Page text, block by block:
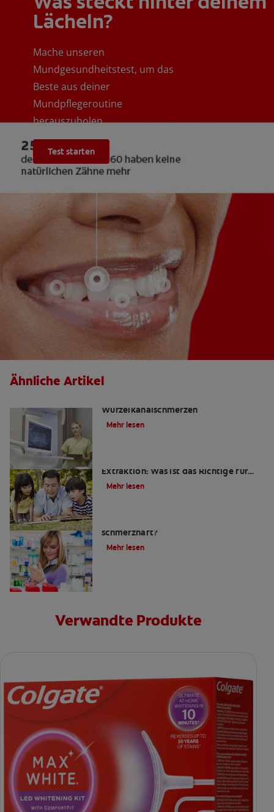
Lächeln?
Mache unseren
Mundgesundheitstest, um das
Beste aus deiner
Mundpflegeroutine
herauszuholen.
Test starten
Ähnliche Artikel
Wurzelkanalschmerzen
Mehr lesen
Extraktion: Was ist das Richtige für
mich?
Mehr lesen
schmerzhaft?
Mehr lesen
Verwandte Produkte